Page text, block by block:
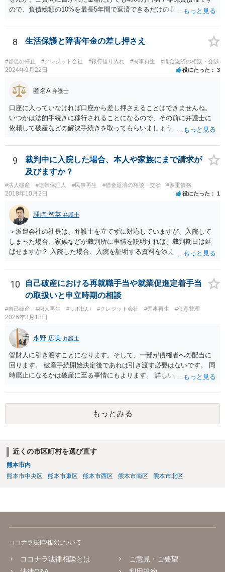
go.jp/content/001254262.pdf
ので、負債総額の10%を最長5年間で返済できるだけの収入があるのか
クリアできるか（具体的には負債総額の過半数を占める債権者がいる
かどうか、債権者が力を合わせて不同意に持っていく可能性がないか
ので、弁護士へ直接相談した方がよいと思います。
8 生活保護と障害年金の差し押さえ
#督促の停止 #クレジット会社 #銀行借り入れ #民事再生 #借金返済の相談・交渉
2024年9月22日 役にたった 3
匿名A 弁護士
口座に入っていなければ口座から差し押さえることはできませんね。
いつかは法的手続きに移行されることになるので、その前に弁護士に
依頼して破産などの解決手続きを取ってもらいましょう。
9
裁判中に入院した場合、本人や家族にまで請求が
及びますか？
#法人破産 #連帯保証人 #民事再生 #借金返済の相談・交渉 #多重債務
2018年10月2日 役にたった 1
理崎 智英 弁護士
＞派遣会社の社長は、弁護士を立てずに対応していますが、入院して
しまった場合、家族などが裁判所に事情を説明すれば、裁判期日は延
ばせますか？ 入院した場合、入院を証明する資料を添えて、裁判所に
書けない、意識が無い場合など、弁護士ではなく家族などの代理人が
裁判延期を申請できますか？ ご家族であっても訴訟代理権はありませ
んので、ご本人に代わって裁判延期の申請することは出来ません。た
だ、事実上、裁判所に対して事情を説明すれば、裁判手続は中止され
ると思います。 ＞本人が出廷できないことを理由に、財産の差し押さ
えなどされることはございますでしょうか？ ご本人の状態が回復する
までの間は裁判が中止されるでしょうから、そのような心配はないと
思います。
10
自己破産における再就職手当や就業促進定着手当
の取扱いと申立時期の相談
#自己破産 #個人再生 #リボ払い #クレジット会社 #民事再生 #任意整理
2026年3月18日
永野 広美 弁護士
管財人に引き渡すことになります。そして、一部が債権者への配当に
回ります。 破産手続開始決定後であれば引き渡す必要はないです。 同
時廃止になるかは破産に至る事情にもよります。 詳しい話はお問い合
もっとみる
近くの市区町村を選び直す
熊本市内
熊本市中央区
熊本市東区 熊本市西区 熊本市南区 熊本市北区
ココナラ法律相談について
ココナラ法律相談とは
ご意見・ご要望